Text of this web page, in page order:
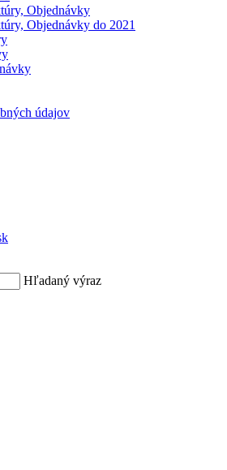
Objednávky
Objednávky do 2021
údajov
Hľadaný výraz